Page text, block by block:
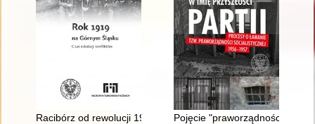
Racibórz od rewolucji 1918 roku do przybycia aliantów w 1920
Pojęcie "praworządności